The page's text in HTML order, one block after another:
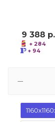
9 388 р.
+ 284
+ 94